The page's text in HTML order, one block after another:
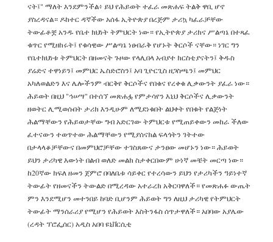
ናት፤" ማለት እንደምንችል፥ ይህ የሕይወት ተፈራ መጽሐፍ ትልቅ ዋቢ ሆኖ
ያስረዳናል። ዶከተር ዳኛችው አሰፋ ኢትዮጵያ በረጅም ታሪኳ ካፈራቻቸው
ትውፊቶቿ አንዱ የቤተ ክህነት ትምህርት ነው። የኢትዮጵያ ታሪክና ሥልጣኔ በተጻፈ
ቁጥር የሚዘከሩት፤ የቁሳዊው ሥልጣኔ ነፀብራቅ የሆኑት ቅርሶች ናቸው። ነገር ግን
የቤተክህነቱ ትምህርት በዘመናት ጉዞው የላሊበላ አብያተ ክርስቲያናትን፤ ቅዱስ
ያሬድና ተዋነይን፤ መምህር ኤስድሮስን፤ አባ ጊዮርጊስ ዘጋስጫን፤ መምህር
አካለወልድን እና ሌሎችንም ብርቅየ ቅርሶችና የበቁና የረቀቁ ሊቃውንት ያፈራ ነው።
ሕይወት በዚህ "ኅሠሣ" በተሰኘ መጽሐፏ የምታሳየን እኒህ ቅርሶችና ሊቃውንት
ዘወትር ሊሚወሱበት ታሪክ እንዲሁም ለሚደነቁበት ልህቀት የበቁት የልጅነት
ሕልማቸውን የሕይወታቸው ግብ አድርገው ትምህርቱ የሚጠይቀውን መከራ ችለው
ፈተናውን ተወጥተው ሕልማቸውን የሚያሰናክል ፍላጎትን ገትተው
በታላላቆቻቸውና በመምህሮቻቸው ተገስጸውና ታንፀው መሆኑን ነው። ሕይወት
ይህን ታሪካዊ እውነት በልብ ወለድ መልክ ስታቀርበውም ሁነኛ መቼት መርጣ ነው።
ከ20ኛው ክፍለ ዘመን ጀምሮ በባለቤቱ ሳይቀር የተረሳውን ይህን የታሪካችን ዓይነተኛ
ትውፊት የዘመናችን ትውልድ በሚረዳው አተራረክ አቅርባዋለች። የመጽሐፉ ውጤት
ምን እንደሚሆን መተንበይ ከባድ ቢሆንም ሕይወት ግን ለዚህ ታሪካዊ የትምህርት
ትውፊት ማንሰራሪያ የሚሆን የሕይወት እስትንፋስ ሰጥታዋለች። አበባው አያሌው
(ረዳት ፕሮፌሰር) አዲስ አበባ ዩኒቨርሲቲ